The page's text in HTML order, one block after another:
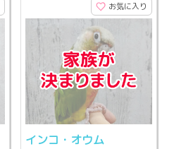
お気に入り
インコ・オウム